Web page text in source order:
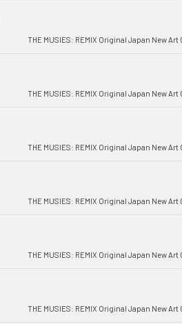
THE MUSIES: REMIX Original Japan New Art
THE MUSIES: REMIX Original Japan New Art
THE MUSIES: REMIX Original Japan New Art
THE MUSIES: REMIX Original Japan New Art
THE MUSIES: REMIX Original Japan New Art
THE MUSIES: REMIX Original Japan New Art